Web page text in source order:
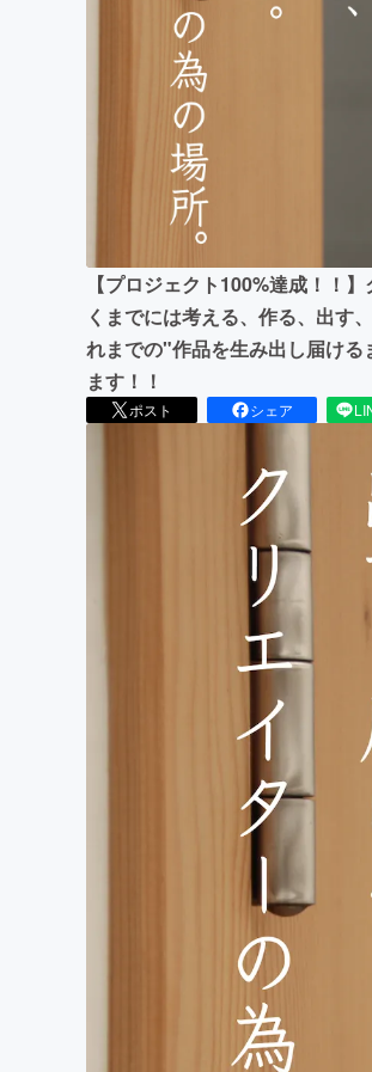
まちづくり・地域
【プロジェクト100%達成！！
くまでには考える、作る、出す
れまでの"作品を生み出し届け
ます！！
ポスト シェア